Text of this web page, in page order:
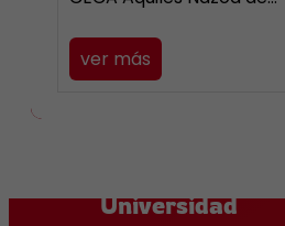
ver más
Universidad